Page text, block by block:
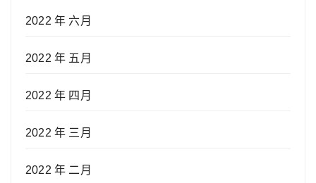
2022 年 六月
2022 年 五月
2022 年 四月
2022 年 三月
2022 年 二月